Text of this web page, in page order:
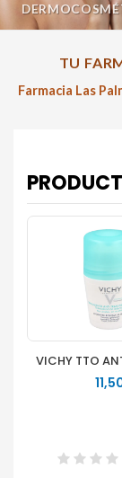
TU
Farmacia Las